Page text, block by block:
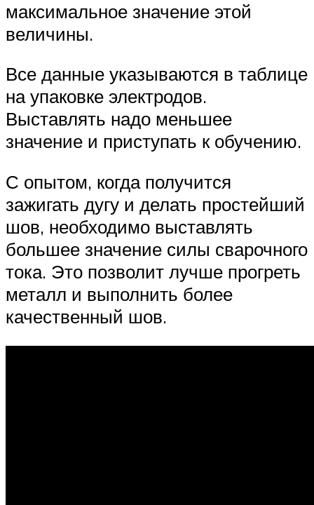
максимальное значение этой
величины.
Все данные указываются в таблице
на упаковке электродов.
Выставлять надо меньшее
значение и приступать к обучению.
С опытом, когда получится
зажигать дугу и делать простейший
шов, необходимо выставлять
большее значение силы сварочного
тока. Это позволит лучше прогреть
металл и выполнить более
качественный шов.